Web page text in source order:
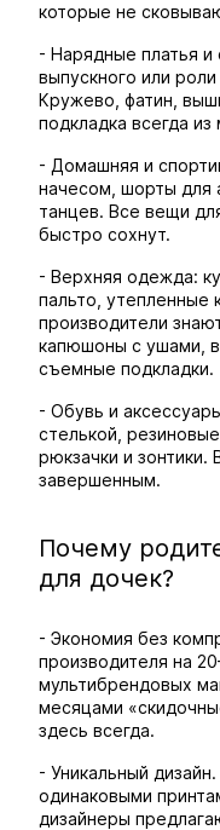
которые не
- Нарядные платья и
выпускного или
Кружево, фатин,
подкладка всегда
- Домашняя и
начесом, шорты для
танцев. Все вещи
быстро сохнут.
- Верхняя одежда:
пальто, утепленные
производители
капюшоны с ушами,
съемные подкладки.
- Обувь и
стелькой,
рюкзачки и
завершенным.
Почему
для дочек?
- Экономия без
производителя на
мультибрендовых
месяцами
здесь всегда.
- Уникальный
одинаковыми
дизайнеры